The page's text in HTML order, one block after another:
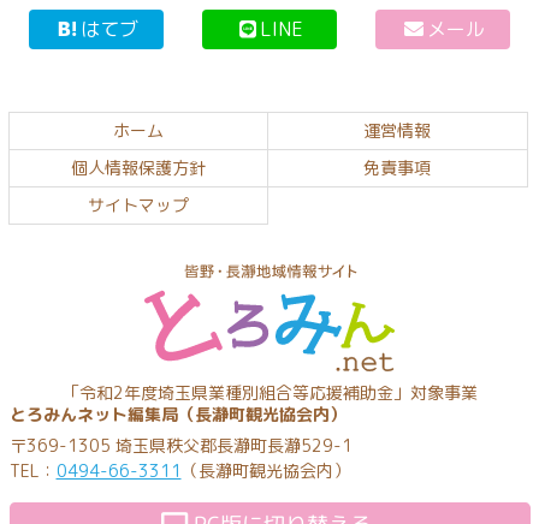
文
の
へ
へ
戻
はてブ
LINE メール
ホーム
運営情報
個人情報保護方針
免責事項
サイトマップ
とろみんネッ
ト
「令和2年度埼玉県業種別組合等応援補助金」対象事業
とろみんネット編集局（長瀞町観光協会内）
〒369-1305 埼玉県秩父郡長瀞町長瀞529-1
TEL： 0494-66-3311 （長瀞町観光協会内）